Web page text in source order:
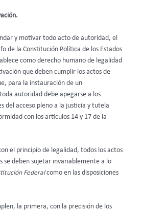
y motivar todo acto de autoridad, el
de la Constitución Política de los Estados
como derecho humano de legalidad
que deben cumplir los actos de
para la instauración de un
autoridad debe apegarse a los
del acceso pleno a la justicia y tutela
con los artículos 14 y 17 de la
el principio de legalidad, todos los actos
se deben sujetar invariablemente a lo
Federalcomo en las disposiciones
la primera, con la precisión de los